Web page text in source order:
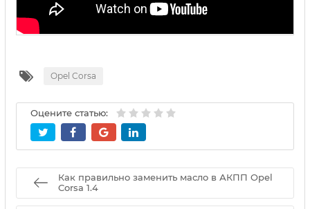
Opel Corsa
Оцените статью:
Как правильно заменить масло в АКПП Opel
Corsa 1.4